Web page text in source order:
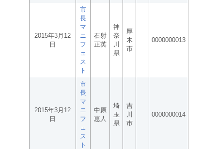
2015年3月12
日
市
長
マ
ニ
フ
ェ
ス
ト
石射
正英
神
奈
川
県
厚
木
市
0000000013
2015年3月12
日
市
長
マ
ニ
フ
ェ
ス
ト
中原
恵人
埼
玉
県
吉
川
市
0000000014